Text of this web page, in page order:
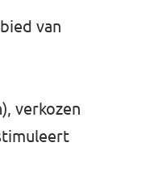
van
verkozen